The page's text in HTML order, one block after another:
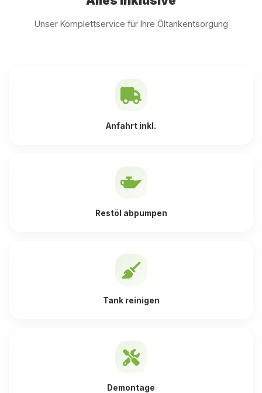
Unser Komplettservice für Ihre Öltankentsorgung
Anfahrt inkl.
Restöl abpumpen
Tank reinigen
Demontage